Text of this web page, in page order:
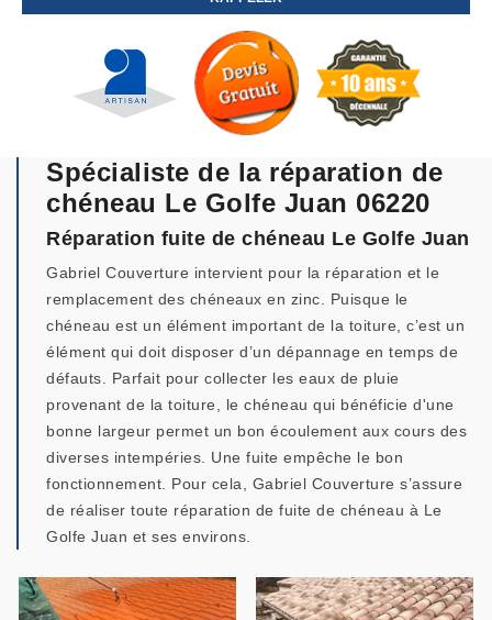
Spécialiste de la réparation de
chéneau Le Golfe Juan 06220
Réparation fuite de chéneau Le Golfe Juan
Gabriel Couverture intervient pour la réparation et le
remplacement des chéneaux en zinc. Puisque le
chéneau est un élément important de la toiture, c’est un
élément qui doit disposer d’un dépannage en temps de
défauts. Parfait pour collecter les eaux de pluie
provenant de la toiture, le chéneau qui bénéficie d'une
bonne largeur permet un bon écoulement aux cours des
diverses intempéries. Une fuite empêche le bon
fonctionnement. Pour cela, Gabriel Couverture s’assure
de réaliser toute réparation de fuite de chéneau à Le
Golfe Juan et ses environs.